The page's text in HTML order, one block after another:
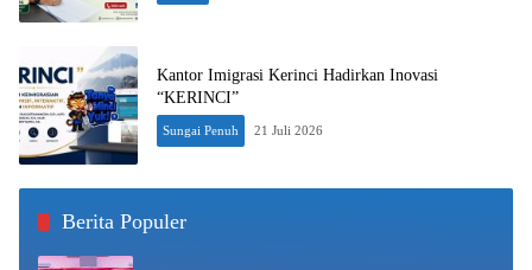
Kantor Imigrasi Kerinci Hadirkan Inovasi
“KERINCI”
Sungai Penuh 21 Juli 2026
Berita Populer